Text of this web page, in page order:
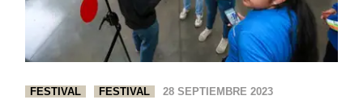
FESTIVAL FESTIVAL 28 SEPTIEMBRE 2023